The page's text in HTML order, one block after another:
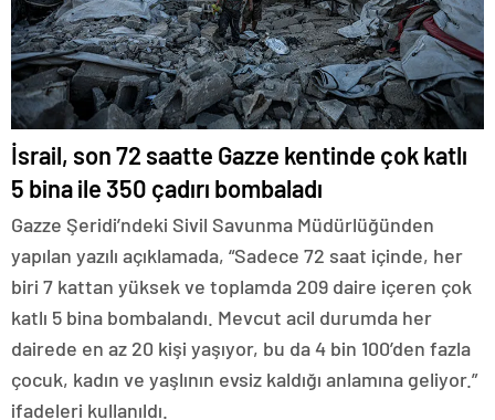
İsrail, son 72 saatte Gazze kentinde çok katlı
5 bina ile 350 çadırı bombaladı
Gazze Şeridi’ndeki Sivil Savunma Müdürlüğünden
yapılan yazılı açıklamada, “Sadece 72 saat içinde, her
biri 7 kattan yüksek ve toplamda 209 daire içeren çok
katlı 5 bina bombalandı. Mevcut acil durumda her
dairede en az 20 kişi yaşıyor, bu da 4 bin 100’den fazla
çocuk, kadın ve yaşlının evsiz kaldığı anlamına geliyor.”
ifadeleri kullanıldı.